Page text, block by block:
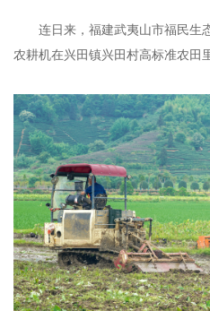
连日来，福建武夷山市福民生
农耕机在兴田镇兴田村高标准农田